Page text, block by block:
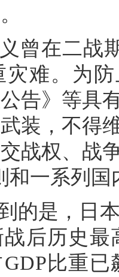
曾在二战
灾难。为
告》等具
装，不得
战权、战
和一系列国
的是，日
后历史
比重